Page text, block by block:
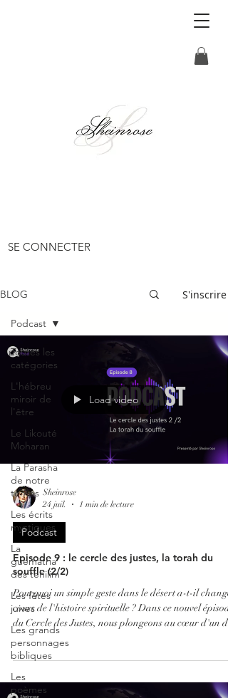
SE CONNECTER
BLOG S'inscrire
Toutes les
catégories
L'hébreu
miroir de
l'être
Le Likouté
Moharan
La Parasha
de notre
temps
Les écrits
mystiques
La
guematria
des tehilim
Les fêtes
juives
Les grands
personnages
bibliques
Les
poèmes
Podcast
Load video
Sheinrose
24 juil.
1 min de lecture
Podcast
Episode 9 : le cercle des justes, la torah du
souffle (2/2)
Pourquoi un simple geste dans le désert a-t-il changé
cours de l'histoire spirituelle ? Dans ce nouvel épisode
du Cercle des Justes, nous plongeons au cœur d'un
secrets les plus vertigineux de la géométrie divine : le
passage de la force du bâton à la puissance de la